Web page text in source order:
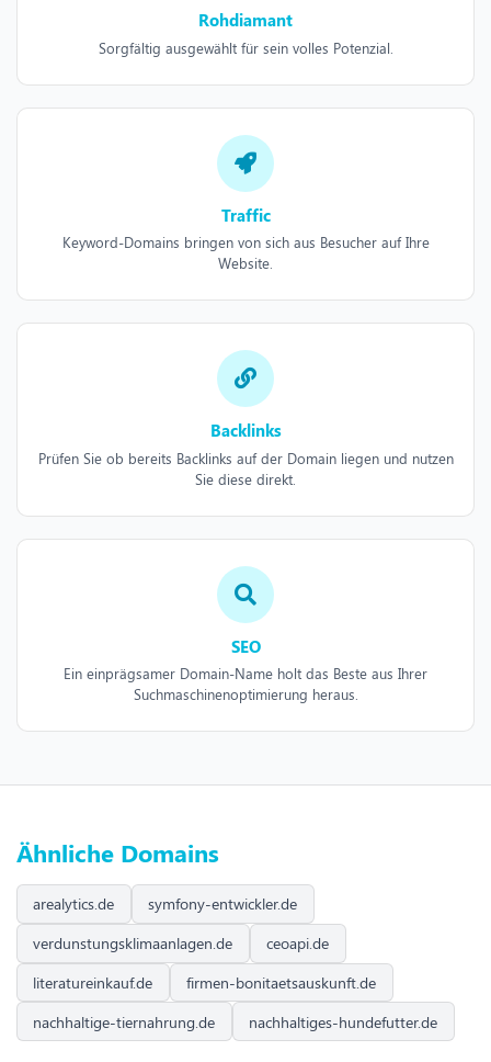
Rohdiamant
Sorgfältig ausgewählt für sein volles Potenzial.
Traffic
Keyword-Domains bringen von sich aus Besucher auf Ihre
Website.
Backlinks
Prüfen Sie ob bereits Backlinks auf der Domain liegen und nutzen
Sie diese direkt.
SEO
Ein einprägsamer Domain-Name holt das Beste aus Ihrer
Suchmaschinenoptimierung heraus.
Ähnliche Domains
arealytics.de
symfony-entwickler.de
verdunstungsklimaanlagen.de
ceoapi.de
literatureinkauf.de
firmen-bonitaetsauskunft.de
nachhaltige-tiernahrung.de
nachhaltiges-hundefutter.de